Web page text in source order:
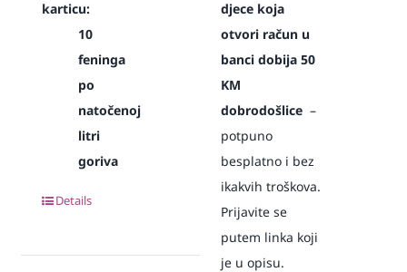
karticu:
10
feninga
po
natočenoj
litri
goriva
Details
djece koja
otvori račun u
banci dobija 50
KM
dobrodošlice –
potpuno
besplatno i bez
ikakvih troškova.
Prijavite se
putem linka koji
je u opisu.